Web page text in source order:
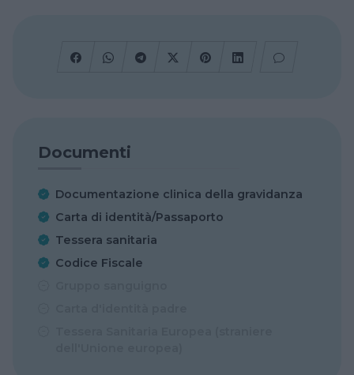
Documenti
Documentazione clinica della gravidanza
Carta di identità/Passaporto
Tessera sanitaria
Codice Fiscale